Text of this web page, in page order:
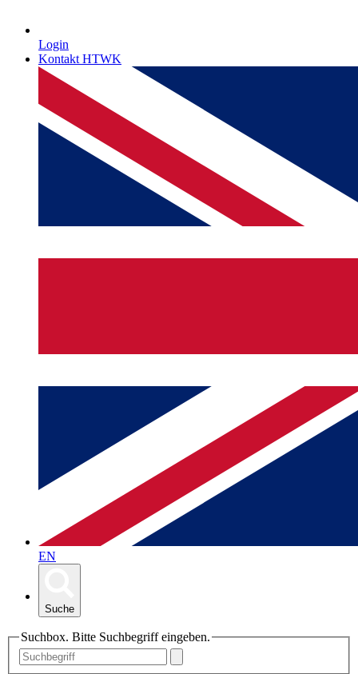
Login
Kontakt HTWK
EN
Suche
Suchbox. Bitte Suchbegriff eingeben.